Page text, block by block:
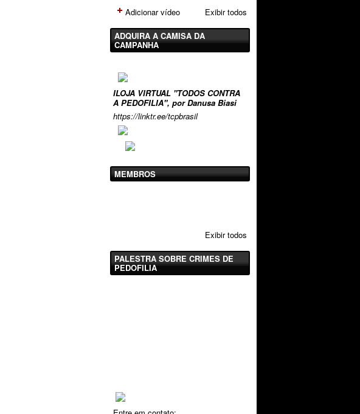
Adicionar vídeo Exibir todos
ADQUIRA A CAMISA DA
CAMPANHA
ILOJA VIRTUAL "TODOS CONTRA
A PEDOFILIA", por Danusa Biasi
https://linktr.ee/tcpbrasil
MEMBROS
Exibir todos
PALESTRA SOBRE CRIMES DE
PEDOFILIA